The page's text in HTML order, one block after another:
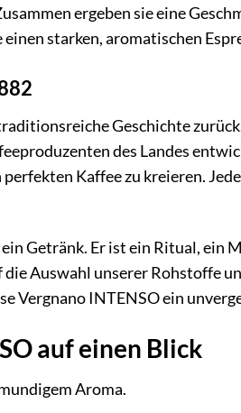
ergeben sie eine
starken, aromatischen
Geschichte
des Landes
Kaffee zu kreieren.
Getränk. Er ist ein Ritual, ein
Auswahl unserer Rohstoffe
Vergnano INTENSO ein
auf einen Blick
Aroma.